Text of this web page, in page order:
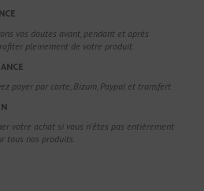
vos doutes avant, pendant et après
pleinement de votre produit.
payer par carte, Bizum, Paypal et transfert.
votre achat si vous n'êtes pas entièrement
tous nos produits.